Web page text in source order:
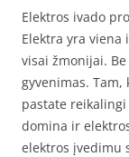
Elektros ivado
Elektra yra
visai žmonijai.
gyvenimas.
pastate
domina ir
elektros įvedimu